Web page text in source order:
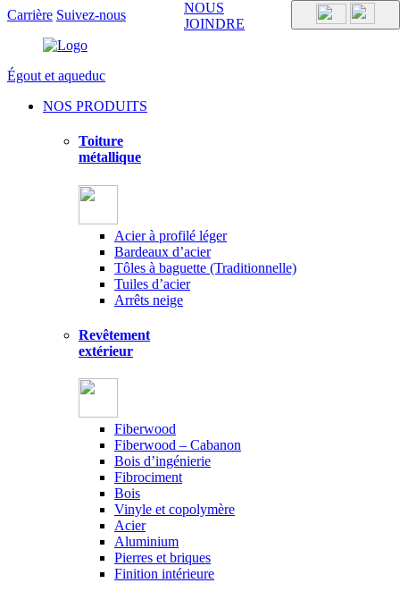
Carrière Suivez-nous
Égout et aqueduc
NOS PRODUITS
Toiture
métallique
Acier à profilé léger
Bardeaux d’acier
Tôles à baguette (Traditionnelle)
Tuiles d’acier
Arrêts neige
Revêtement
extérieur
Fiberwood
Fiberwood – Cabanon
Bois d’ingénierie
Fibrociment
Bois
Vinyle et copolymère
Acier
Aluminium
Pierres et briques
Finition intérieure
NOUS
JOINDRE